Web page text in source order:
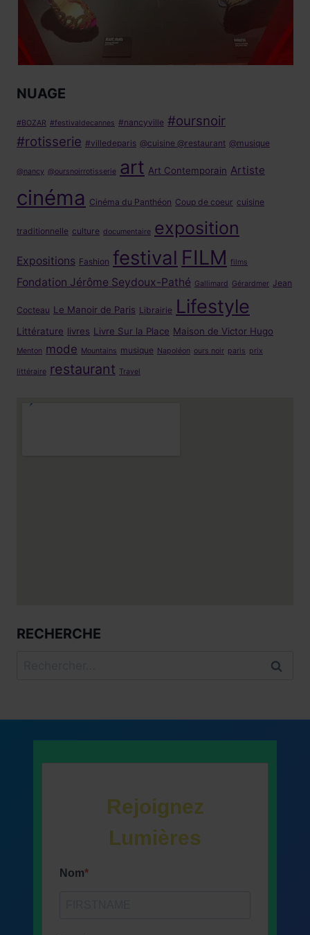
NUAGE
#BOZAR #festivaldecannes #nancyville #oursnoir
#rotisserie #villedeparis @cuisine @restaurant @musique
@nancy @oursnoirrotisserie art Art Contemporain Artiste
cinéma Cinéma du Panthéon Coup de coeur cuisine
traditionnelle culture documentaire exposition
Expositions Fashion festival FILM films
Fondation Jérôme Seydoux-Pathé Gallimard Gérardmer Jean
Cocteau Le Manoir de Paris Librairie Lifestyle
Littérature livres Livre Sur la Place Maison de Victor Hugo
Menton mode Mountains musique Napoléon ours noir paris prix
littéraire restaurant Travel
RECHERCHE
Rejoignez
Lumières
Nom